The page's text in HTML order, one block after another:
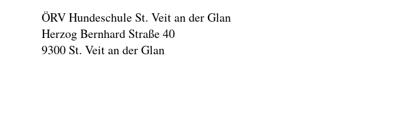
ÖRV Hundeschule St. Veit an der Glan
Herzog Bernhard Straße 40
9300 St. Veit an der Glan